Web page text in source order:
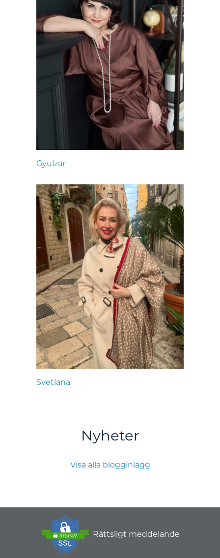
Gyulzar
Svetlana
Nyheter
Visa alla blogginlägg
Rättsligt meddelande